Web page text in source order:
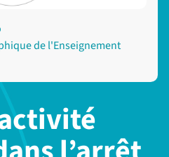
de l'Enseignement